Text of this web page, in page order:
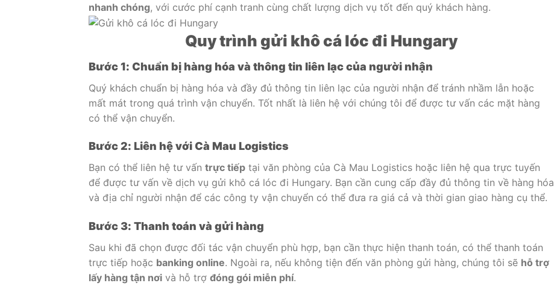
nhanh chóng, với cước phí cạnh tranh cùng chất lượng dịch vụ tốt đến quý khách hàng.
Quy trình gửi khô cá lóc đi Hungary
Bước 1: Chuẩn bị hàng hóa và thông tin liên lạc của người nhận
Quý khách chuẩn bị hàng hóa và đầy đủ thông tin liên lạc của người nhận để tránh nhầm lẫn hoặc
mất mát trong quá trình vận chuyển. Tốt nhất là liên hệ với chúng tôi để được tư vấn các mặt hàng
có thể vận chuyển.
Bước 2: Liên hệ với Cà Mau Logistics
Bạn có thể liên hệ tư vấn trực tiếp tại văn phòng của Cà Mau Logistics hoặc liên hệ qua trực tuyến
để được tư vấn về dịch vụ gửi khô cá lóc đi Hungary. Bạn cần cung cấp đầy đủ thông tin về hàng hóa
và địa chỉ người nhận để các công ty vận chuyển có thể đưa ra giá cả và thời gian giao hàng cụ thể.
Bước 3: Thanh toán và gửi hàng
Sau khi đã chọn được đối tác vận chuyển phù hợp, bạn cần thực hiện thanh toán, có thể thanh toán
trực tiếp hoặc banking online. Ngoài ra, nếu không tiện đến văn phòng gửi hàng, chúng tôi sẽ hỗ trợ
lấy hàng tận nơi và hỗ trợ đóng gói miễn phí.